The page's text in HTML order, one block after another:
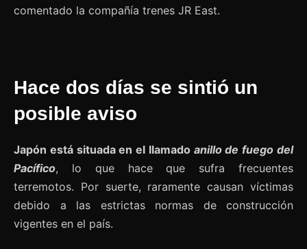
comentado la compañía trenes JR East.
Hace dos días se sintió un
posible aviso
Japón está situada en el llamado anillo de fuego del
Pacífico, lo que hace que sufra frecuentes
terremotos. Por suerte, raramente causan víctimas
debido a las estrictas normas de construcción
vigentes en el país.